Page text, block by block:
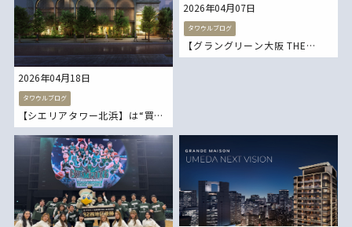
2026年04月18日
タワウルブログ
【シエリアタワー北浜】は“買
い”なのか？
関電不動産開発 大阪タワーマ
ンション 新築タワーマンショ
ン
2026年04月07日
タワウルブログ
【グラングリーン大阪 THE
NORTH RESIDENCE】とは？